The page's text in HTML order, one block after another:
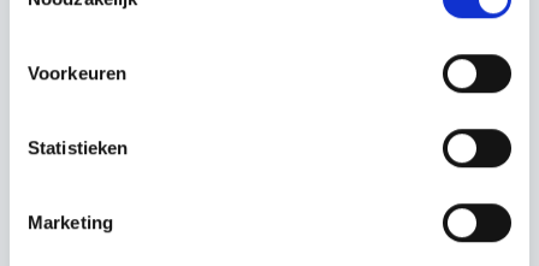
Uw apparaat identificeren door het actief te
scannen op specifieke eigenschappen (fingerprinting)
verwerkt en stel uw voorkeuren in het
detailgedeelte in.
Voorkeuren
Statistieken
Marketing
Toekenning OWE-subsidie aan
Energiehub Eeserwold Steenwijk